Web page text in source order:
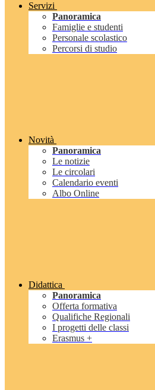
Servizi
Panoramica
Famiglie e studenti
Personale scolastico
Percorsi di studio
Novità
Panoramica
Le notizie
Le circolari
Calendario eventi
Albo Online
Didattica
Panoramica
Offerta formativa
Qualifiche Regionali
I progetti delle classi
Erasmus +